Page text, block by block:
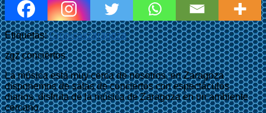
Etiquetas:Crónicaszaragoza
zgz conciertos
La música está muy cerca de nosotros, en Zaragoza
disponemos de salas de conciertos con espectáculos
diarios, disfruta de la música de Zaragoza en un ambiente
cercano.